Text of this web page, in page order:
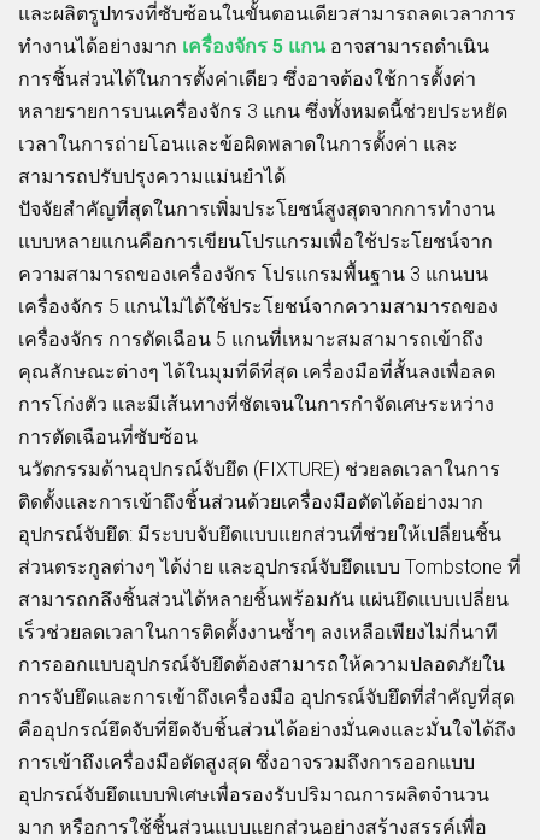
และผลิตรูปทรงที่ซับซ้อนในขั้นตอนเดียวสามารถลดเวลาการ
ทำงานได้อย่างมาก เครื่องจักร 5 แกนอาจสามารถดำเนิน
การชิ้นส่วนได้ในการตั้งค่าเดียว ซึ่งอาจต้องใช้การตั้งค่า
หลายรายการบนเครื่องจักร 3 แกน ซึ่งทั้งหมดนี้ช่วยประหยัด
เวลาในการถ่ายโอนและข้อผิดพลาดในการตั้งค่า และ
สามารถปรับปรุงความแม่นยำได้
ปัจจัยสำคัญที่สุดในการเพิ่มประโยชน์สูงสุดจากการทำงาน
แบบหลายแกนคือการเขียนโปรแกรมเพื่อใช้ประโยชน์จาก
ความสามารถของเครื่องจักร โปรแกรมพื้นฐาน 3 แกนบน
เครื่องจักร 5 แกนไม่ได้ใช้ประโยชน์จากความสามารถของ
เครื่องจักร การตัดเฉือน 5 แกนที่เหมาะสมสามารถเข้าถึง
คุณลักษณะต่างๆ ได้ในมุมที่ดีที่สุด เครื่องมือที่สั้นลงเพื่อลด
การโก่งตัว และมีเส้นทางที่ชัดเจนในการกำจัดเศษระหว่าง
การตัดเฉือนที่ซับซ้อน
นวัตกรรมด้านอุปกรณ์จับยึด (FIXTURE) ช่วยลดเวลาในการ
ติดตั้งและการเข้าถึงชิ้นส่วนด้วยเครื่องมือตัดได้อย่างมาก
อุปกรณ์จับยึด: มีระบบจับยึดแบบแยกส่วนที่ช่วยให้เปลี่ยนชิ้น
ส่วนตระกูลต่างๆ ได้ง่าย และอุปกรณ์จับยึดแบบ Tombstone ที่
สามารถกลึงชิ้นส่วนได้หลายชิ้นพร้อมกัน แผ่นยึดแบบเปลี่ยน
เร็วช่วยลดเวลาในการติดตั้งงานซ้ำๆ ลงเหลือเพียงไม่กี่นาที
การออกแบบอุปกรณ์จับยึดต้องสามารถให้ความปลอดภัยใน
การจับยึดและการเข้าถึงเครื่องมือ อุปกรณ์จับยึดที่สำคัญที่สุด
คืออุปกรณ์ยึดจับที่ยึดจับชิ้นส่วนได้อย่างมั่นคงและมั่นใจได้ถึง
การเข้าถึงเครื่องมือตัดสูงสุด ซึ่งอาจรวมถึงการออกแบบ
อุปกรณ์จับยึดแบบพิเศษเพื่อรองรับปริมาณการผลิตจำนวน
มาก หรือการใช้ชิ้นส่วนแบบแยกส่วนอย่างสร้างสรรค์เพื่อ